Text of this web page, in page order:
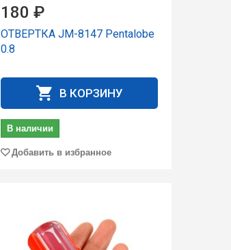
180 ₽
ОТВЕРТКА JM-8147 Pentalobe
0.8
В КОРЗИНУ
В наличии
Добавить в избранное